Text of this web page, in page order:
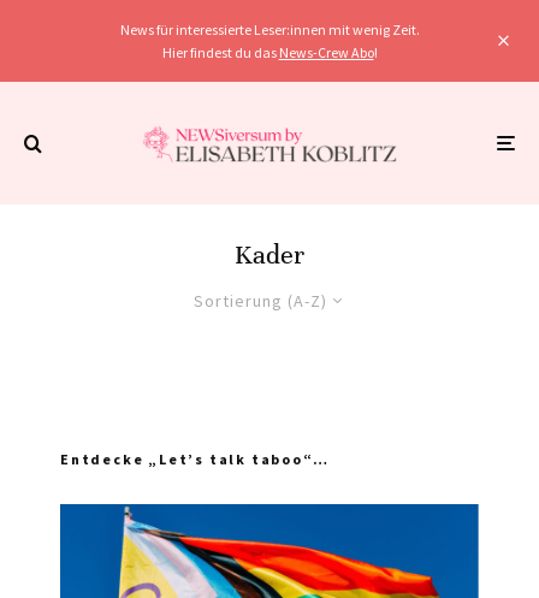
News für interessierte Leser:innen mit wenig Zeit.
Hier findest du das News-Crew Abo!
Kader
Sortierung (A-Z)
Entdecke „Let’s talk taboo“…